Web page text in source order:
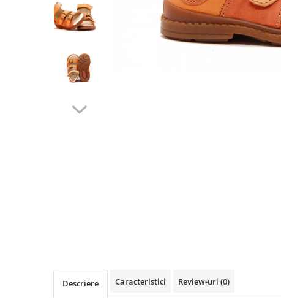
Descriere Caracteristici Review-uri (0)